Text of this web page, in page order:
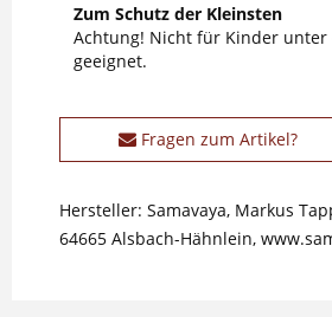
Zum Schutz der Kleinsten
Achtung! Nicht für Kinder unter
geeignet.
Fragen zum Artikel?
Hersteller: Samavaya, Markus
64665 Alsbach-Hähnlein,